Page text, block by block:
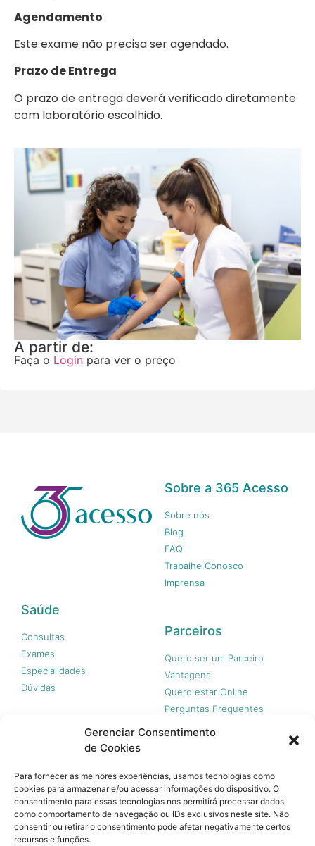
Gerenciar Consentimento
de Cookies
Para fornecer as melhores experiências, usamos tecnologias como
cookies para armazenar e/ou acessar informações do dispositivo. O
consentimento para essas tecnologias nos permitirá processar dados
como comportamento de navegação ou IDs exclusivos neste site. Não
consentir ou retirar o consentimento pode afetar negativamente certos
recursos e funções.
Agendamento
Este exame não precisa ser agendado.
Prazo de Entrega
O prazo de entrega deverá verificado diretamente
com laboratório escolhido.
A partir de:
Faça o Login para ver o preço
Sobre a 365 Acesso
Sobre nós
Blog
FAQ
Trabalhe Conosco
Imprensa
Saúde
Consultas
Exames
Especialidades
Dúvidas
Parceiros
Quero ser um Parceiro
Vantagens
Quero estar Online
Perguntas Frequentes